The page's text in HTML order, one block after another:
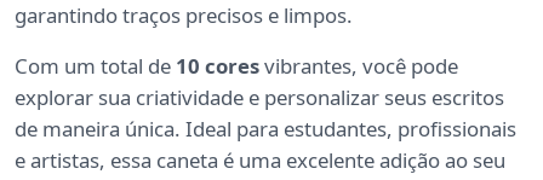
garantindo traços precisos e limpos.
Com um total de 10 coresvibrantes, você pode
explorar sua criatividade e personalizar seus escritos
de maneira única. Ideal para estudantes, profissionais
e artistas, essa caneta é uma excelente adição ao seu